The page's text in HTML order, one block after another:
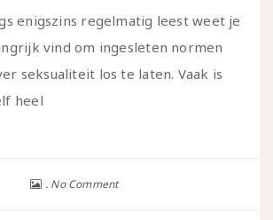
enigszins regelmatig leest weet je
vind om ingesleten normen
seksualiteit los te laten. Vaak is
heel
No Comment